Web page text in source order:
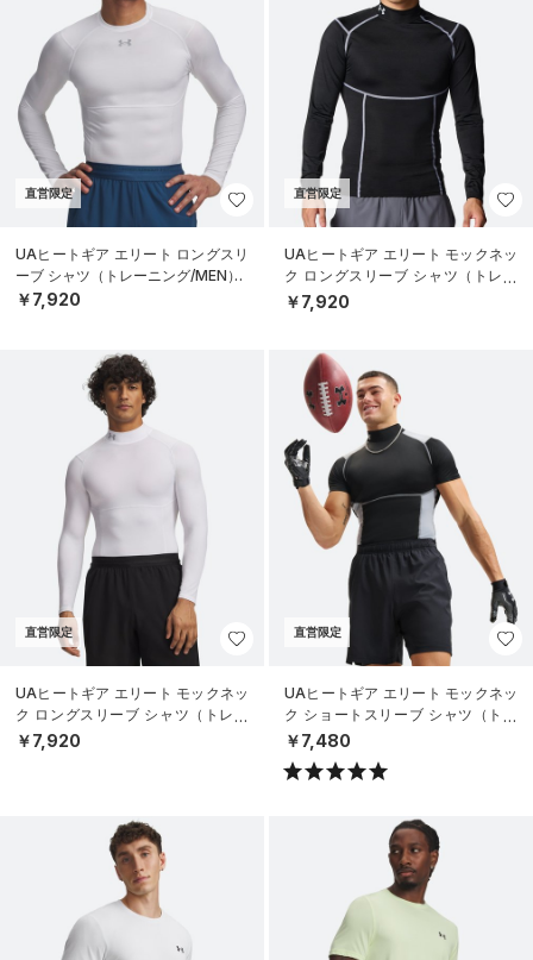
直営限定
UAヒートギア エリート ロングスリ
ーブ シャツ（トレーニング/MEN）
￥7,920
直営限定
UAヒートギア エリート モックネッ
ク ロングスリーブ シャツ（トレー
ニング/MEN）
￥7,920
直営限定
UAヒートギア エリート モックネッ
ク ロングスリーブ シャツ（トレー
ニング/MEN）
￥7,920
直営限定
UAヒートギア エリート モックネッ
ク ショートスリーブ シャツ（トレ
ーニング/MEN）
￥7,480